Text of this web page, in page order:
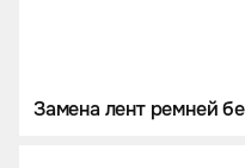
Замена лент ремней